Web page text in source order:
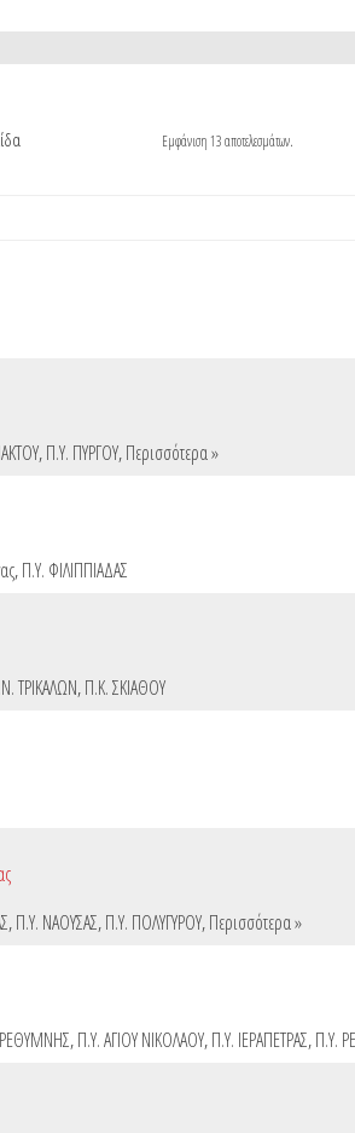
Εμφάνιση 13 αποτελεσμάτων.
,Π.Υ. ΠΥΡΓΟΥ,Περισσότερα »
,Π.Υ. ΦΙΛΙΠΠΙΑΔΑΣ
ΤΡΙΚΑΛΩΝ,Π.Κ. ΣΚΙΑΘΟΥ
,Π.Υ. ΝΑΟΥΣΑΣ,Π.Υ. ΠΟΛΥΓΥΡΟΥ,Περισσότερα »
,Π.Υ. ΑΓΙΟΥ ΝΙΚΟΛΑΟΥ,Π.Υ. ΙΕΡΑΠΕΤΡΑΣ,Π.Υ.